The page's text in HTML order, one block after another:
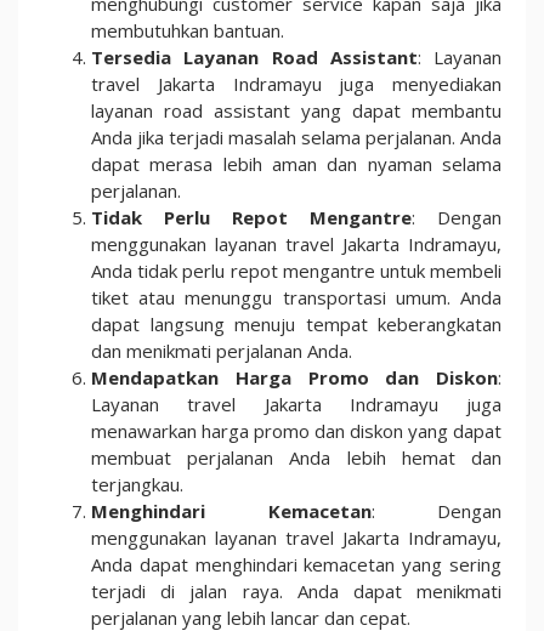
membutuhkan bantuan.
Tersedia Layanan Road Assistant: Layanan
travel Jakarta Indramayu juga menyediakan
layanan road assistant yang dapat membantu
Anda jika terjadi masalah selama perjalanan. Anda
dapat merasa lebih aman dan nyaman selama
perjalanan.
Tidak Perlu Repot Mengantre: Dengan
menggunakan layanan travel Jakarta Indramayu,
Anda tidak perlu repot mengantre untuk membeli
tiket atau menunggu transportasi umum. Anda
dapat langsung menuju tempat keberangkatan
dan menikmati perjalanan Anda.
Mendapatkan Harga Promo dan Diskon:
Layanan travel Jakarta Indramayu juga
menawarkan harga promo dan diskon yang dapat
membuat perjalanan Anda lebih hemat dan
terjangkau.
Menghindari Kemacetan: Dengan
menggunakan layanan travel Jakarta Indramayu,
Anda dapat menghindari kemacetan yang sering
terjadi di jalan raya. Anda dapat menikmati
perjalanan yang lebih lancar dan cepat.